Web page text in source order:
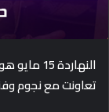
تعاونت مع نجوم